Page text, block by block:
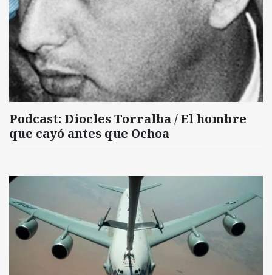
Podcast: Diocles Torralba / El hombre
que cayó antes que Ochoa